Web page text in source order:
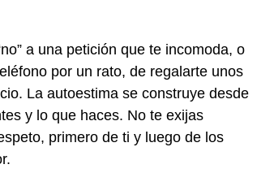
a una petición que te incomoda, o
por un rato, de regalarte unos
La autoestima se construye desde
y lo que haces. No te exijas
primero de ti y luego de los